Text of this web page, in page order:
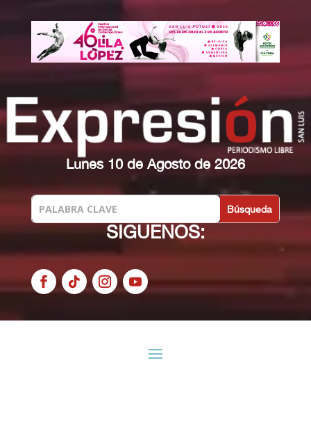
Lunes 10 de Agosto de 2026
SIGUENOS: